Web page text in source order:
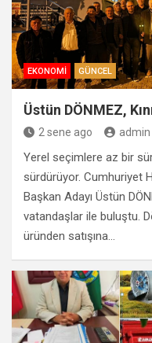
EKONOMI GÜNCEL
Üstün DÖNMEZ,
2 sene ago admin
Yerel seçimlere az bir
sürdürüyor. Cumhuriyet
Başkan Adayı Üstün
vatandaşlar ile buluştu.
üründen satışına…